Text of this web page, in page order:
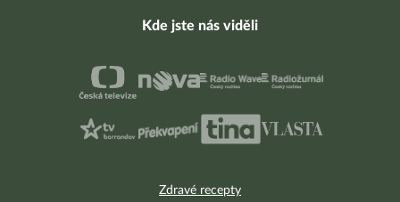
Zdravé recepty
Kde jste nás viděli